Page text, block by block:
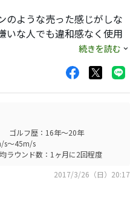
のような売った感じがしな
いな人でも違和感なく使用
き、ショートパットはまず
ンはもう少しですが、今や
続きを読む
ゴルフ歴：16年～20年
s～45m/s
ラウンド数：1ヶ月に2回程度
2017/3/26（日）20:17